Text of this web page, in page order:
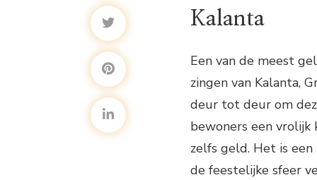
Kalanta
Een van de meest
zingen van Kalanta,
deur tot deur om
bewoners een vrolijk
zelfs geld. Het is
de feestelijke sfeer